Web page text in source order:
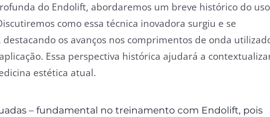
do Endolift, abordaremos um breve histórico do uso
como essa técnica inovadora surgiu e se
destacando os avanços nos comprimentos de onda
Essa perspectiva histórica ajudará a
estética atual.
– fundamental no treinamento com Endolift, pois